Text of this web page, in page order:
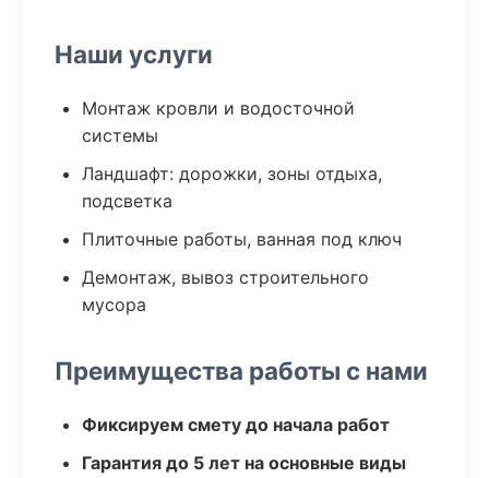
Наши услуги
Монтаж кровли и водосточной
системы
Ландшафт: дорожки, зоны отдыха,
подсветка
Плиточные работы, ванная под ключ
Демонтаж, вывоз строительного
мусора
Преимущества работы с нами
Фиксируем смету до начала работ
Гарантия до 5 лет на основные виды